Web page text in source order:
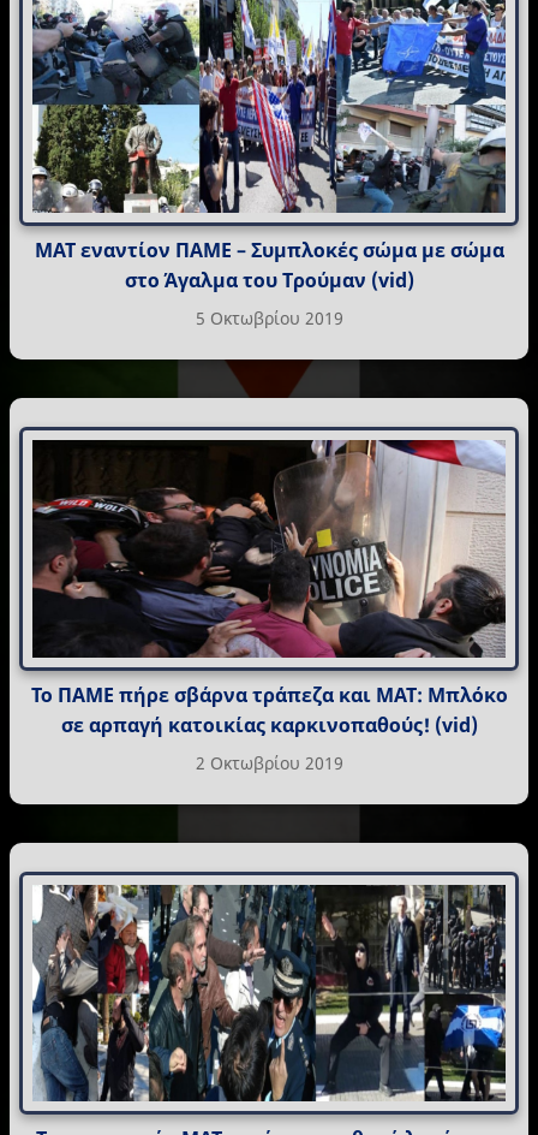
ΜΑΤ εναντίον ΠΑΜΕ – Συμπλοκές σώμα με σώμα
στο Άγαλμα του Τρούμαν (vid)
5 Οκτωβρίου 2019
Το ΠΑΜΕ πήρε σβάρνα τράπεζα και ΜΑΤ: Μπλόκο
σε αρπαγή κατοικίας καρκινοπαθούς! (vid)
2 Οκτωβρίου 2019